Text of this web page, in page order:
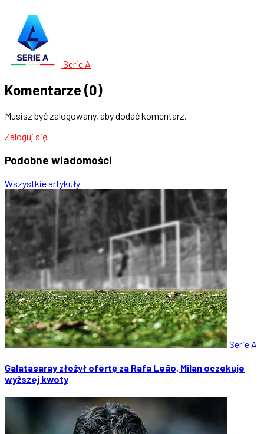
Serie A
Komentarze (0)
Musisz być zalogowany, aby dodać komentarz.
Zaloguj się
Podobne wiadomości
Wszystkie artykuły
Serie A
Galatasaray złożył ofertę za Rafa Leão, Milan oczekuje
wyższej kwoty